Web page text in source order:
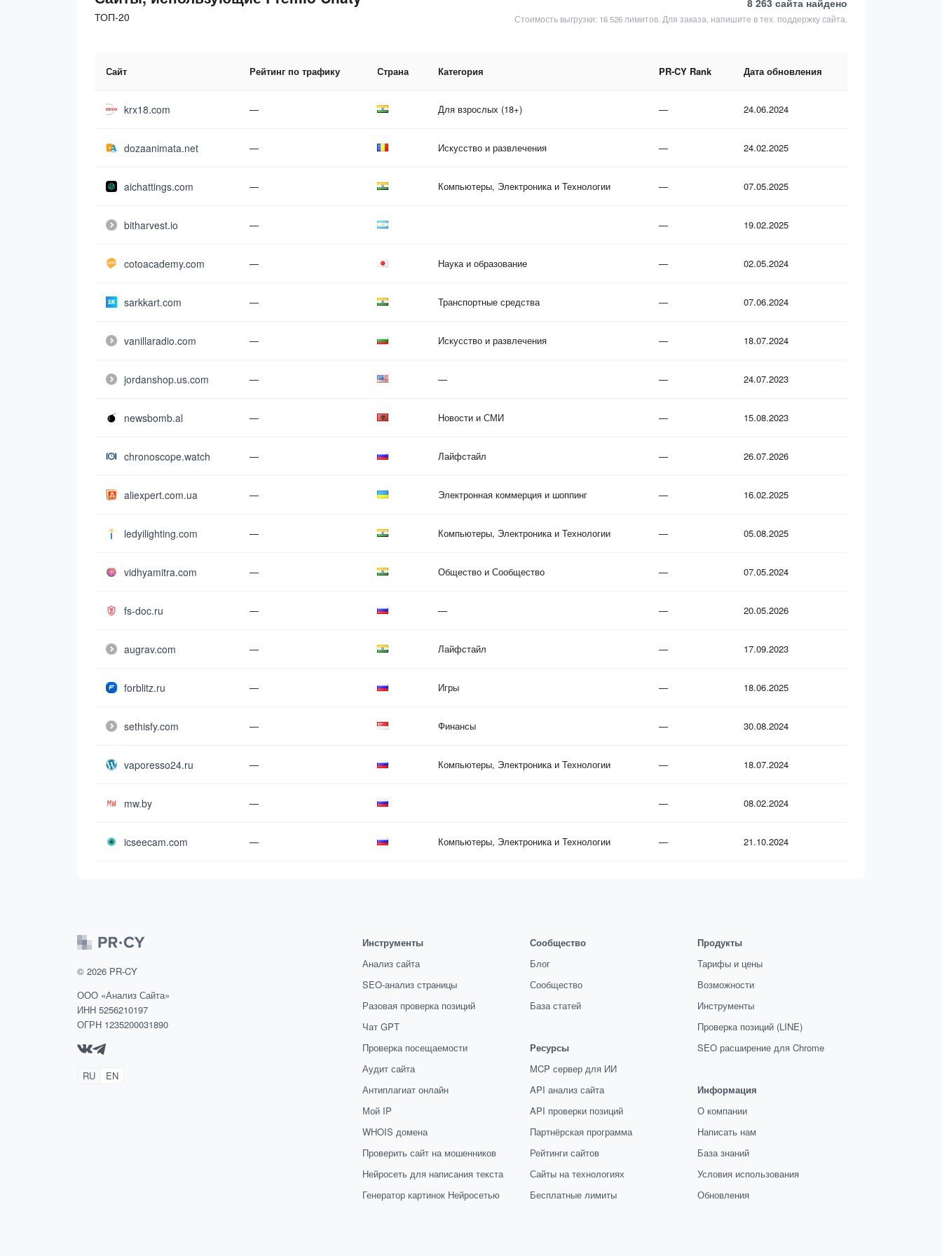
ТОП-20
8 263 сайта найдено
Стоимость выгрузки: 16 526 лимитов. Для заказа, напишите в тех. поддержку сайта.
Сайт Рейтинг по трафику Страна Категория PR-CY Rank Дата обновления
krx18.com — Для взрослых (18+) — 24.06.2024
dozaanimata.net — Искусство и развлечения — 24.02.2025
aichattings.com — Компьютеры, Электроника и Технологии — 07.05.2025
bitharvest.io — — 19.02.2025
cotoacademy.com — Наука и образование — 02.05.2024
sarkkart.com — Транспортные средства — 07.06.2024
vanillaradio.com — Искусство и развлечения — 18.07.2024
jordanshop.us.com — — — 24.07.2023
newsbomb.al — Новости и СМИ — 15.08.2023
chronoscope.watch — Лайфстайл — 26.07.2026
aliexpert.com.ua — Электронная коммерция и шоппинг — 16.02.2025
ledyilighting.com — Компьютеры, Электроника и Технологии — 05.08.2025
vidhyamitra.com — Общество и Сообщество — 07.05.2024
fs-doc.ru — — — 20.05.2026
augrav.com — Лайфстайл — 17.09.2023
forblitz.ru — Игры — 18.06.2025
sethisfy.com — Финансы — 30.08.2024
vaporesso24.ru — Компьютеры, Электроника и Технологии — 18.07.2024
mw.by — — 08.02.2024
icseecam.com — Компьютеры, Электроника и Технологии — 21.10.2024
© 2026 PR-CY
ООО «Анализ Сайта»
ИНН 5256210197
ОГРН 1235200031890
RU EN
Инструменты
Анализ сайта
SEO-анализ страницы
Разовая проверка позиций
Чат GPT
Проверка посещаемости
Аудит сайта
Антиплагиат онлайн
Мой IP
WHOIS домена
Проверить сайт на мошенников
Нейросеть для написания текста
Генератор картинок Нейросетью
Сообщество
Блог
Сообщество
База статей
Ресурсы
MCP сервер для ИИ
API анализ сайта
API проверки позиций
Партнёрская программа
Рейтинги сайтов
Сайты на технологиях
Бесплатные лимиты
Продукты
Тарифы и цены
Возможности
Инструменты
Проверка позиций (LINE)
SEO расширение для Chrome
Информация
О компании
Написать нам
База знаний
Условия использования
Обновления